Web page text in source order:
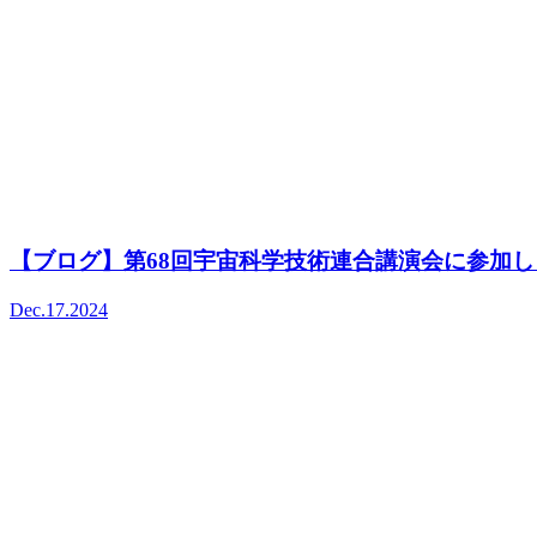
【ブログ】第68回宇宙科学技術連合講演会に参加
Dec.17.2024